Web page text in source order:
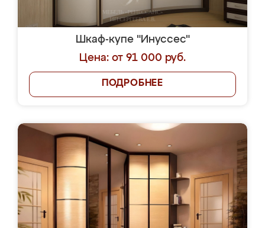
Шкаф-купе "Инуссес"
Цена: от 91 000 руб.
ПОДРОБНЕЕ